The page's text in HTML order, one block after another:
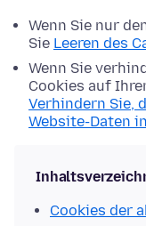
Wenn Sie nur
Sie Leeren des
Wenn Sie
Cookies auf
Verhindern Sie,
Website-Daten
Cookies der